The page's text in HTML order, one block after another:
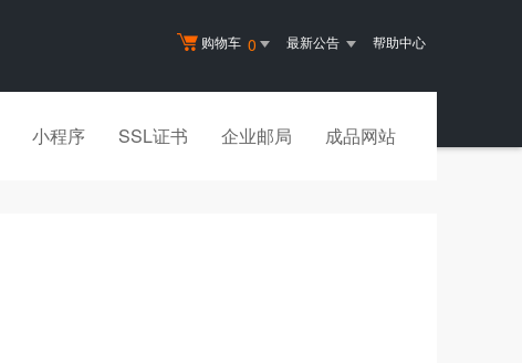
购物车 0 最新公告 帮助中心
小程序 SSL证书 企业邮局 成品网站